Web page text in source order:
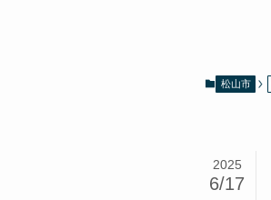
松山市
2025
6/17